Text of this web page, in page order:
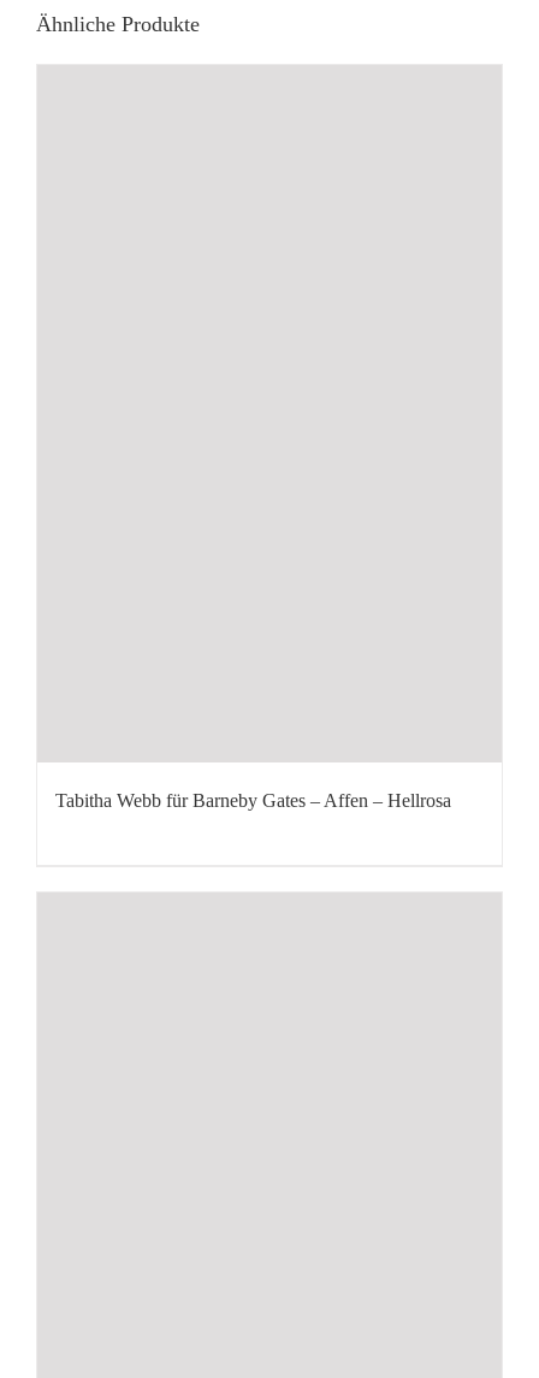
Ähnliche Produkte
Tabitha Webb für Barneby Gates – Affen – Hellrosa